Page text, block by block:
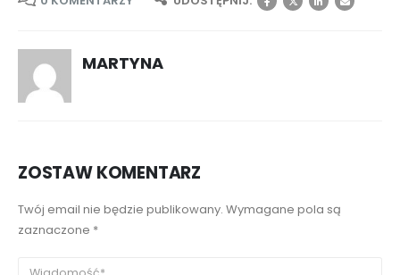
MARTYNA
ZOSTAW KOMENTARZ
Twój email nie będzie publikowany. Wymagane pola są
zaznaczone *